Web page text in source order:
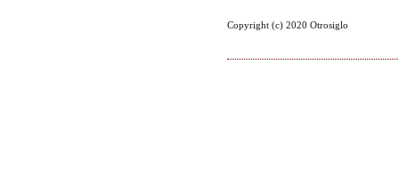
Copyright (c) 2020 Otrosiglo